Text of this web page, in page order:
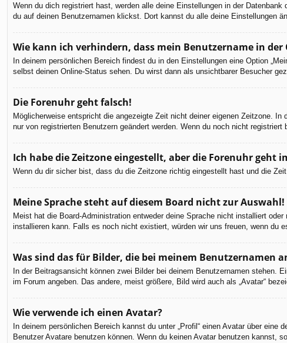
Wenn du dich registriert hast, werden alle deine Einstellungen in der
du auf deinen Benutzernamen klickst. Dort kannst du alle deine Einstellungen
Wie kann ich verhindern, dass mein Benutzername in
In deinem persönlichen Bereich findest du in den Einstellungen eine Option
selbst deinen Online-Status sehen. Du wirst dann als unsichtbarer Besucher
Die Forenuhr geht falsch!
Möglicherweise entspricht die angezeigte Zeit nicht deiner eigenen Zeitzone.
nur von registrierten Benutzern geändert werden. Wenn du noch nicht
Ich habe die Zeitzone eingestellt, aber die Forenuhr geht
Wenn du dir sicher bist, dass du die Zeitzone richtig eingestellt hast und die
Meine Sprache steht auf diesem Board nicht zur Auswahl!
Meist hat die Board-Administration entweder deine Sprache nicht installiert
installieren kann. Falls es noch nicht existiert, würden wir uns freuen, wenn du
Was sind das für Bilder, die bei meinem Benutzernamen
In der Beitragsansicht können zwei Bilder bei deinem Benutzernamen
im Forum angeben. Das andere, meist größere, Bild wird auch als „Avatar“
Wie verwende ich einen Avatar?
In deinem persönlichen Bereich kannst du unter „Profil“ einen Avatar über
Benutzer Avatare benutzen können. Wenn du keinen Avatar benutzen kannst,